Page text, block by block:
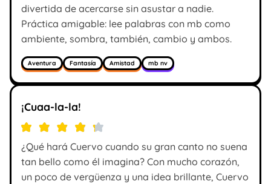
divertida de acercarse sin asustar a nadie.
Práctica amigable: lee palabras con mb como
ambiente, sombra, también, cambio y ambos.
Aventura Fantasía Amistad mb nv
¡Cuaa-la-la!
¿Qué hará Cuervo cuando su gran canto no suena
tan bello como él imagina? Con mucho corazón,
un poco de vergüenza y una idea brillante, Cuervo